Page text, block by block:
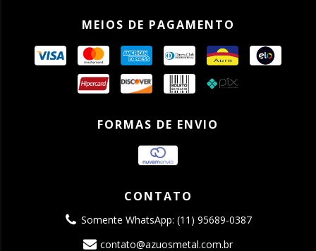
MEIOS DE PAGAMENTO
FORMAS DE ENVIO
CONTATO
Somente WhatsApp: (11) 95689-0387
contato@azuosmetal.com.br